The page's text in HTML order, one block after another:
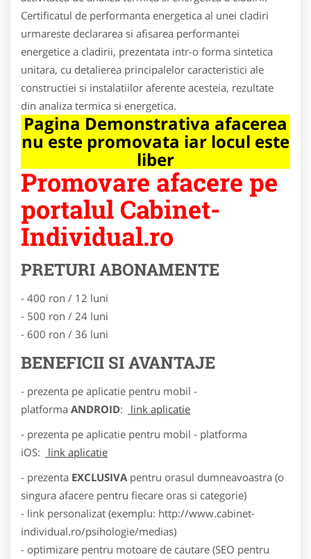
Certificatul de performanta energetica al unei cladiri
urmareste declararea si afisarea performantei
energetice a cladirii, prezentata intr-o forma sintetica
unitara, cu detalierea principalelor caracteristici ale
constructiei si instalatiilor aferente acesteia, rezultate
din analiza termica si energetica.
Pagina Demonstrativa afacerea
nu este promovata iar locul este
liber
Promovare afacere pe
portalul Cabinet-
Individual.ro
PRETURI ABONAMENTE
- 400 ron / 12 luni
- 500 ron / 24 luni
- 600 ron / 36 luni
BENEFICII SI AVANTAJE
- prezenta pe aplicatie pentru mobil -
platforma ANDROID:
link aplicatie
- prezenta pe aplicatie pentru mobil - platforma
iOS:
link aplicatie
- prezenta EXCLUSIVA pentru orasul dumneavoastra (o
singura afacere pentru fiecare oras si categorie)
- link personalizat (exemplu: http://www.cabinet-
individual.ro/psihologie/medias)
- optimizare pentru motoare de cautare (SEO pentru